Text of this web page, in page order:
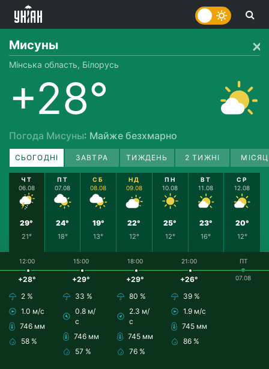
Мисуны
Мінська область, Білорусь
+28°
Погода Мисуны: Майже безхмарно
СЬОГОДНІ ЗАВТРА ТИЖДЕНЬ 2 ТИЖНІ
ЧТ
06.08
29°
21°
ПТ
07.08
24°
18°
СБ
08.08
19°
13°
НД
09.08
22°
12°
ПН
10.08
25°
12°
ВТ
11.08
23°
16°
СР
12.08
20°
12°
12:00
+28°
2 %
1.0 м/с
746 мм
58 %
15:00
+29°
33 %
0.8 м/
с
746 мм
57 %
18:00
+29°
80 %
2.3 м/
с
745 мм
76 %
21:00
+26°
39 %
1.9 м/с
745 мм
86 %
ПТ
07.08